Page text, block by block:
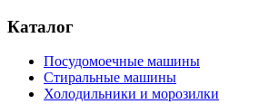
Каталог
Посудомоечные машины
Стиральные машины
Холодильники и морозилки